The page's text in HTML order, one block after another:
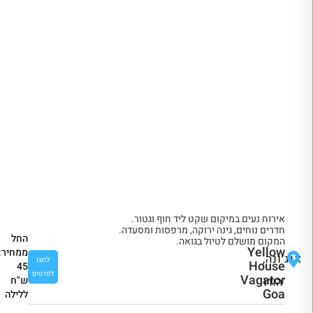
Yellow
House
Vagator
Goa
אנג׳ונה,
הודו
אירוח נעים במיקום שקט ליד חוף וגטור.
חדרים נוחים, גינה ירוקה, מרפסות ומסעדה.
המקום מושלם לטיול בגואה.
החל
45
ש"ח
ללילה
לחצו
לפרטים